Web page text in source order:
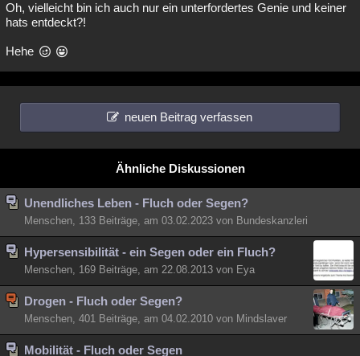
Oh, vielleicht bin ich auch nur ein unterfordertes Genie und keiner
hats entdeckt?!
Hehe
neuen Beitrag verfassen
Ähnliche Diskussionen
Unendliches Leben - Fluch oder Segen?
Menschen, 133 Beiträge, am 03.02.2023 von Bundeskanzleri
Hypersensibilität - ein Segen oder ein Fluch?
Menschen, 169 Beiträge, am 22.08.2013 von Eya
Drogen - Fluch oder Segen?
Menschen, 401 Beiträge, am 04.02.2010 von Mindslaver
Mobilität - Fluch oder Segen